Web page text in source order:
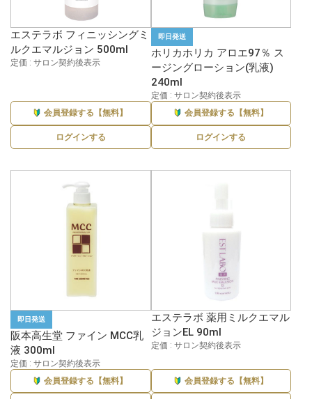
エステラボ フィニッシングミ
ルクエマルジョン 500ml
定価 : サロン契約後表示
会員登録する【無料】
ログインする
即日発送
ホリカホリカ アロエ97％ ス
ージングローション(乳液)
240ml
定価 : サロン契約後表示
会員登録する【無料】
ログインする
即日発送
阪本高生堂 ファイン MCC乳
液 300ml
定価 : サロン契約後表示
会員登録する【無料】
エステラボ 薬用ミルクエマル
ジョンEL 90ml
定価 : サロン契約後表示
会員登録する【無料】